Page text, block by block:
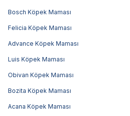
Bosch Köpek Maması
Felicia Köpek Maması
Advance Köpek Maması
Luis Köpek Maması
Obivan Köpek Maması
Bozita Köpek Maması
Acana Köpek Maması